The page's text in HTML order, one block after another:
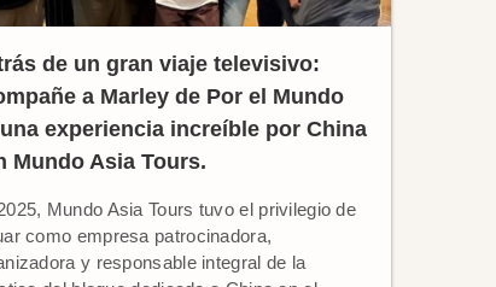
de un gran viaje televisivo:
a Marley de Por el Mundo
experiencia increíble por China
Mundo Asia Tours.
Mundo Asia Tours tuvo el privilegio de
como empresa patrocinadora,
y responsable integral de la